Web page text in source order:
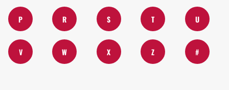
P R S T U
V W X Z #